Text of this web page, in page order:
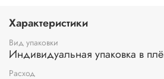
зависимости от используемых
применять трафарет для стен и иных
внутри помещений, так и для
Безрамочные трафареты для стен
отделку на поверхностях разной
Характеристики
Вид упаковки
Индивидуальная упаковка в
Расход